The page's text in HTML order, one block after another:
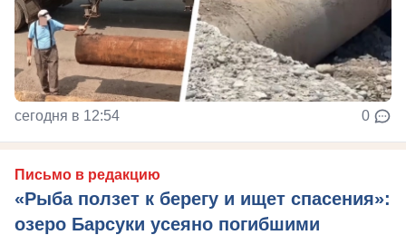
сегодня в 12:54 0
Письмо в редакцию
«Рыба ползет к берегу и ищет спасения»:
озеро Барсуки усеяно погибшими